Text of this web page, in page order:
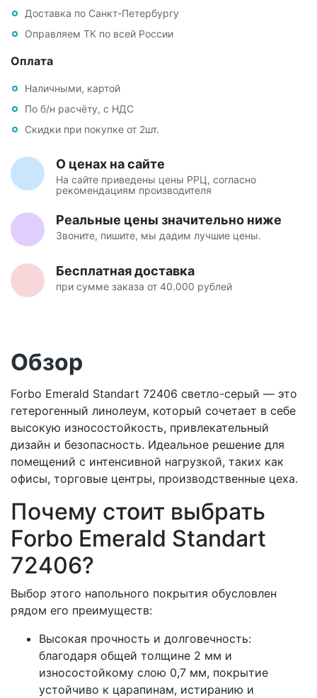
Доставка по Санкт-Петербургу
Оправляем ТК по всей России
Оплата
Наличными, картой
По б/н расчёту, с НДС
Скидки при покупке от 2шт.
О ценах на сайте
На сайте приведены цены РРЦ, согласно
рекомендациям производителя
Реальные цены значительно ниже
Звоните, пишите, мы дадим лучшие цены.
Бесплатная доставка
при сумме заказа от 40.000 рублей
Обзор
Forbo Emerald Standart 72406 светло-серый — это
гетерогенный линолеум, который сочетает в себе
высокую износостойкость, привлекательный
дизайн и безопасность. Идеальное решение для
помещений с интенсивной нагрузкой, таких как
офисы, торговые центры, производственные цеха.
Почему стоит выбрать
Forbo Emerald Standart
72406?
Выбор этого напольного покрытия обусловлен
рядом его преимуществ:
Высокая прочность и долговечность:
благодаря общей толщине 2 мм и
износостойкому слою 0,7 мм, покрытие
устойчиво к царапинам, истиранию и